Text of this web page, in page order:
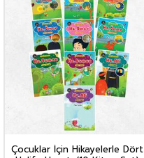
Çocuklar İçin Hikayelerle Dört